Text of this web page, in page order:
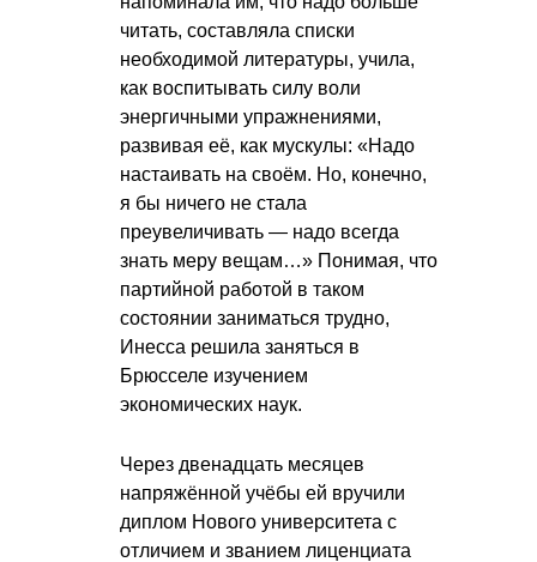
читать, составляла списки
необходимой литературы, учила,
как воспитывать силу воли
энергичными упражнениями,
развивая её, как мускулы: «Надо
настаивать на своём. Но, конечно,
я бы ничего не стала
преувеличивать — надо всегда
знать меру вещам…» Понимая, что
партийной работой в таком
состоянии заниматься трудно,
Инесса решила заняться в
Брюсселе изучением
экономических наук.
Через двенадцать месяцев
напряжённой учёбы ей вручили
диплом Нового университета с
отличием и званием лиценциата